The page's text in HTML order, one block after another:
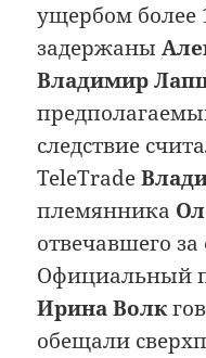
ущербом
задержаны
Владимир
следствие
TeleTrade
племянника
отвечавшего
Официальный
Ирина Волк
обещали